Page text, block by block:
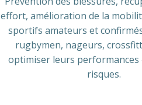
effort, amélioration de la
sportifs amateurs et
rugbymen, nageurs,
optimiser leurs performances
risques.